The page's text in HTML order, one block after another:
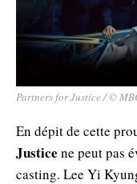
Partners for Justice / ©
En dépit de cette
Justice ne peut pas
casting. Lee Yi